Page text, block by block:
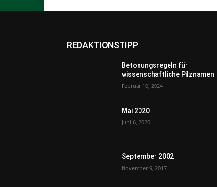
REDAKTIONSTIPP
Betonungsregeln für
wissenschaftliche Pilznamen
Februar 10, 2024
Mai 2020
Juni 6, 2020
September 2002
November 9, 2017